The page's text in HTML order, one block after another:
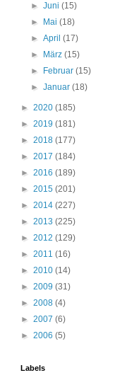
►Juni(15)
►
Mai(18)
►April(17)
►
März(15)
►
Februar(15)
►Januar(18)
► 2020 (185)
► 2019 (181)
► 2018 (177)
► 2017 (184)
► 2016 (189)
► 2015 (201)
► 2014 (227)
► 2013 (225)
► 2012 (129)
► 2011 (16)
► 2010 (14)
► 2009 (31)
► 2008 (4)
► 2007 (6)
► 2006 (5)
Labels